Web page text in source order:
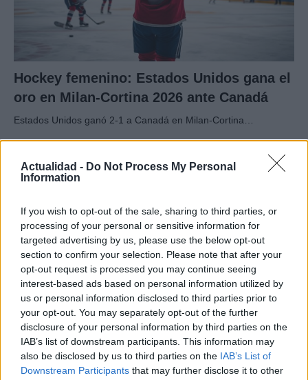
Actualidad - Do Not Process My Personal
Information
If you wish to opt-out of the sale, sharing to third parties, or
processing of your personal or sensitive information for
targeted advertising by us, please use the below opt-out
section to confirm your selection. Please note that after your
opt-out request is processed you may continue seeing
interest-based ads based on personal information utilized by
us or personal information disclosed to third parties prior to
your opt-out. You may separately opt-out of the further
disclosure of your personal information by third parties on the
IAB’s list of downstream participants. This information may
also be disclosed by us to third parties on the IAB’s List of
Downstream Participants that may further disclose it to other
Hockey femenino: Estados Unidos gana el
oro en Milan-Cortina 2026 ante Canadá
Estados Unidos ganó 2-1 a Canadá en Milan-Cortina…
DEPORTES
VAR en el fútbol: cuándo interviene, qué
revisa y qué no
El VAR ha revolucionado el fútbol. Descubre cómo…